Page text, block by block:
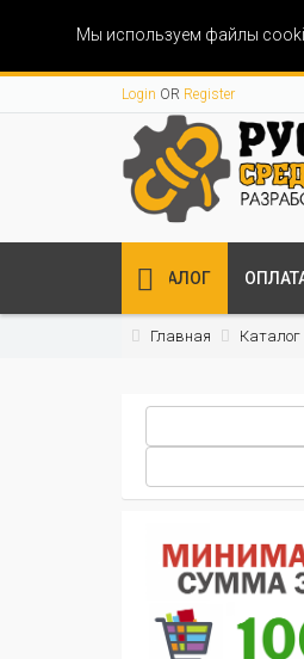
Мы используем файлы
Login OR Register
КАТАЛОГ
Главная Каталог